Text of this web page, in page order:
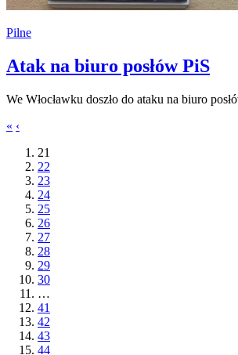
Pilne
Atak na biuro posłów PiS
We Włocławku doszło do ataku na biuro
« ‹
21
22
23
24
25
26
27
28
29
30
…
41
42
43
44